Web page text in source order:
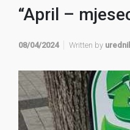
“April –
08/04/2024 Written by